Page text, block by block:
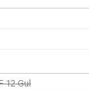
12 Gul